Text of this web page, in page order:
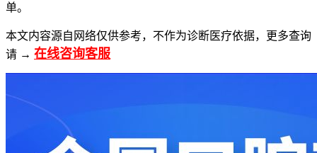
单。
本文内容源自网络仅供参考，不作为诊断医疗依据，更多查询
请 → 在线咨询客服